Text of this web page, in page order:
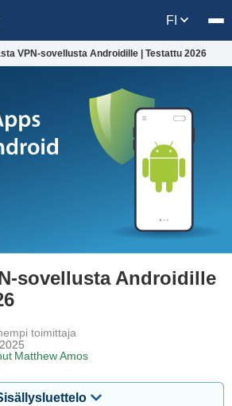
FI
VPN-sovellusta Androidille | Testattu 2026
sovellusta Androidille
Matthew Amos
toimittaja